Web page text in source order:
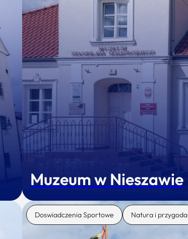
Muzeum w Nieszawie
Doswiadczenia Sportowe Natura i przygoda